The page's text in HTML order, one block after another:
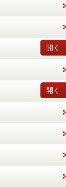
開く
開く